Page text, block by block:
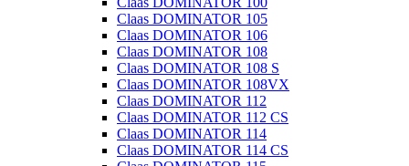
Claas DOMINATOR 105
Claas DOMINATOR 106
Claas DOMINATOR 108
Claas DOMINATOR 108 S
Claas DOMINATOR 108VX
Claas DOMINATOR 112
Claas DOMINATOR 112 CS
Claas DOMINATOR 114
Claas DOMINATOR 114 CS